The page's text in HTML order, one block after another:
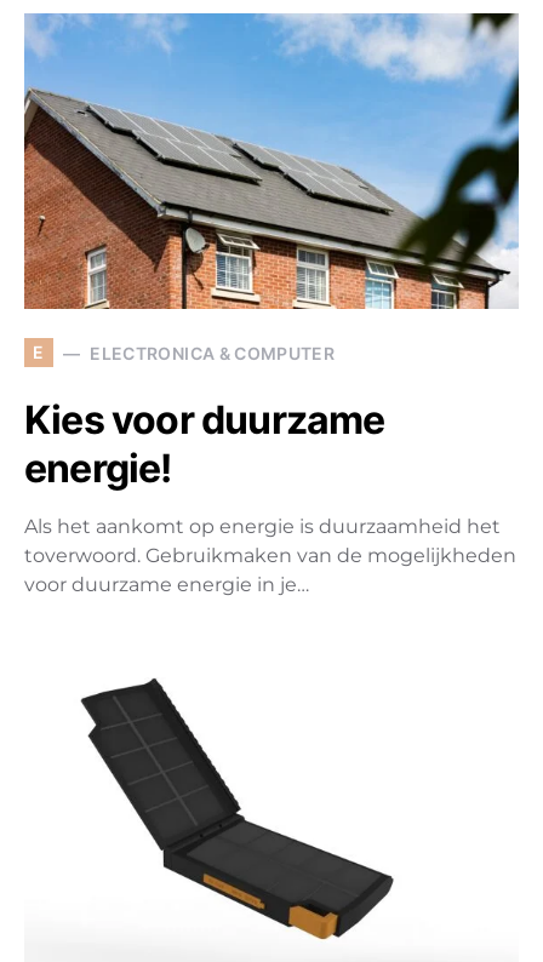
E ELECTRONICA & COMPUTER
Kies voor duurzame
energie!
Als het aankomt op energie is duurzaamheid het
toverwoord. Gebruikmaken van de mogelijkheden
voor duurzame energie in je…